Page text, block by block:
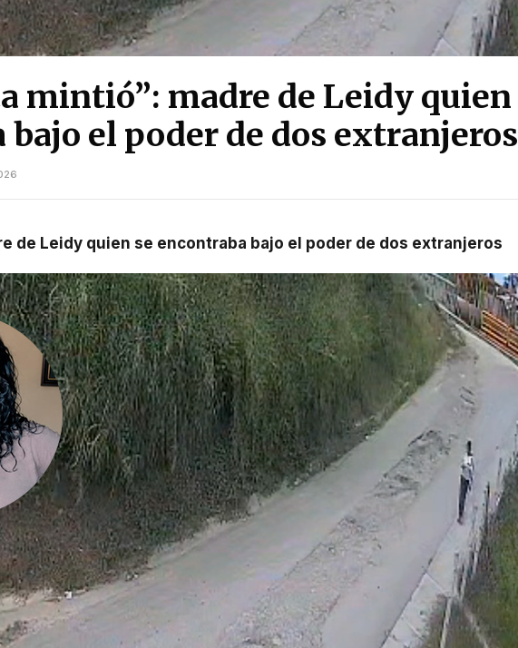
mintió”: madre de Leidy quien
bajo el poder de dos extranjeros
de Leidy quien se encontraba bajo el poder de dos extranjeros